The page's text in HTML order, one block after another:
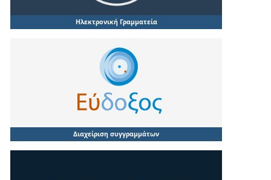
Ηλεκτρονική Γραμματεία
Διαχείριση συγγραμμάτων